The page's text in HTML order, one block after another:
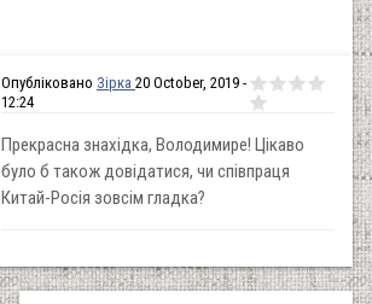
Опубліковано Зірка 20 October, 2019 -
12:24
Прекрасна знахідка, Володимире! Цікаво
було б також довідатися, чи співпраця
Китай-Росія зовсім гладка?